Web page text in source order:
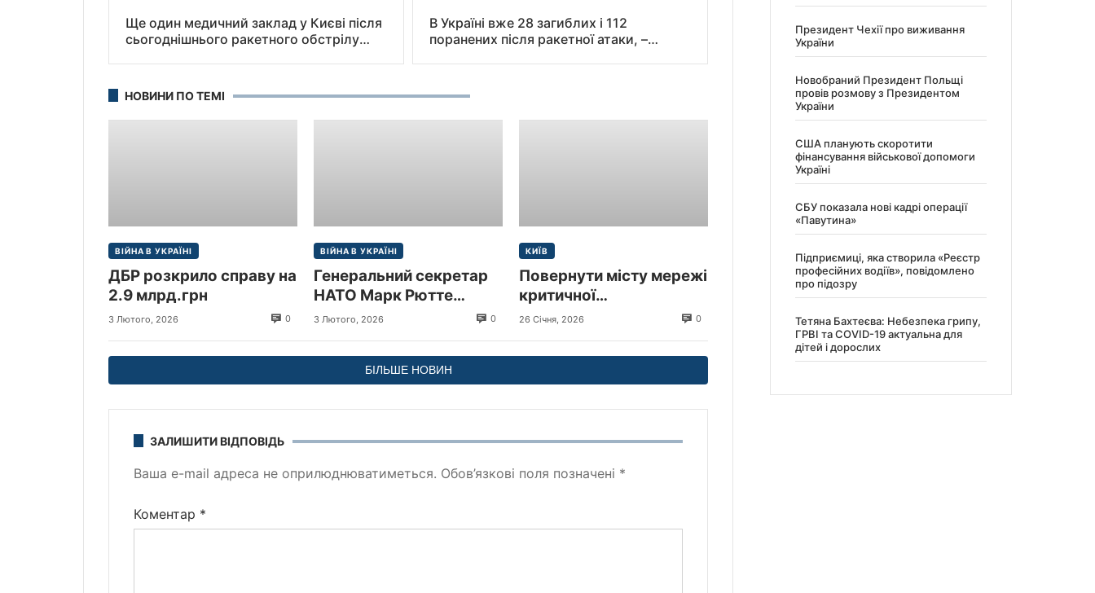
Ще один медичний заклад у Києві після
сьогоднішнього ракетного обстрілу
В Україні вже 28 загиблих і 112
поранених після ракетної атаки, –
НОВИНИ ПО ТЕМІ
ВІЙНА В УКРАЇНІ
ДБР розкрило справу на
2.9 млрд.грн
3 Лютого, 2026 0
ВІЙНА В УКРАЇНІ
Генеральний секретар
НАТО Марк Рютте
прибув з візитом до
3 Лютого, 2026 0
КИЇВ
Повернути місту мережі
критичної
інфраструктури –
міської прокуратури
26 Січня, 2026 0
БІЛЬШЕ НОВИН
ЗАЛИШИТИ ВІДПОВІДЬ
Ваша e-mail адреса не оприлюднюватиметься. Обов’язкові поля позначені *
Коментар *
Президент Чехії про виживання
України
Новобраний Президент Польщі
провів розмову з Президентом
України
США планують скоротити
фінансування військової допомоги
Україні
СБУ показала нові кадрі операції
«Павутина»
Підприємиці, яка створила «Реєстр
професійних водіїв», повідомлено
про підозру
Тетяна Бахтеєва: Небезпека грипу,
ГРВІ та COVID-19 актуальна для
дітей і дорослих